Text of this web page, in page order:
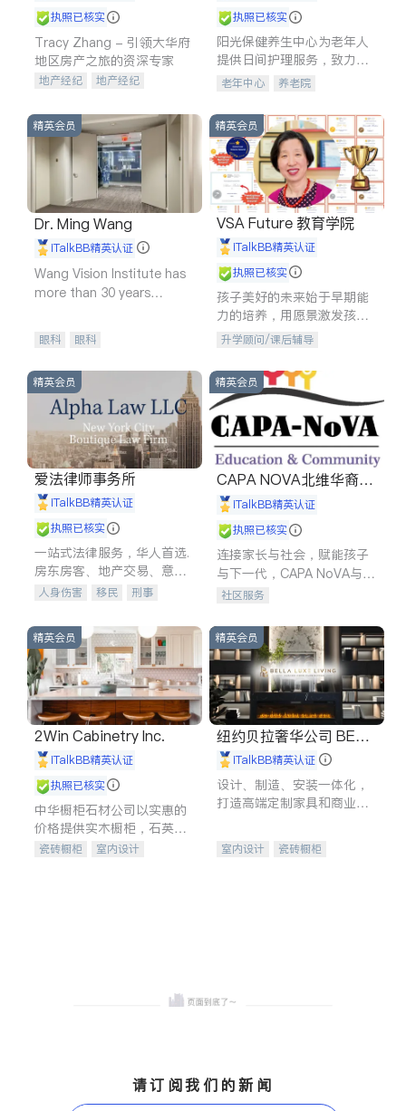
执照已核实
Tracy Zhang - 引领大华府
地区房产之旅的资深专家
地产经纪
地产经纪
商铺租售
开发商建商
执照已核实
阳光保健养生中心为老年人
提供日间护理服务，致力于
通过持续的护理创新来有效
老年中心 养老院
精英会员
Dr. Ming Wang
iTalkBB精英认证
Wang Vision Institute has
more than 30 years
眼科 眼科
精英会员
VSA Future 教育学院
iTalkBB精英认证
执照已核实
孩子美好的未来始于早期能
力的培养，用愿景激发孩子
的学习潜力和动力。理念：
拥有成长型心态是成功的基
石。
升学顾问/课后辅导
精英会员
爱法律师事务所
iTalkBB精英认证
执照已核实
一站式法律服务，华人首选.
房东房客、地产交易、意外
伤害、车祸重伤、商业诉
建筑合同、刑事案件全包办
人身伤害 移民
刑事
信托/遗嘱
商业
商标注册
索赔
律师-其它 保释
精英会员
CAPA NOVA北维华裔家
长会iTalkBB精英认证
执照已核实
连接家长与社会，赋能孩子
与下一代，CAPA NoVA与您
携手建设包容、公平、充满
社区服务
精英会员
2Win Cabinetry Inc.
iTalkBB精英认证
执照已核实
中华橱柜石材公司以实惠的
价格提供实木橱柜，石英石
台面，多种优质不锈钢水
瓷砖橱柜
室内设计
精英会员
纽约贝拉奢华公司 BELL
A LUXE
iTalkBB精英认证
设计、制造、安装一体化，
打造高端定制家具和商业空
室内设计
瓷砖橱柜
请订阅我们的新闻